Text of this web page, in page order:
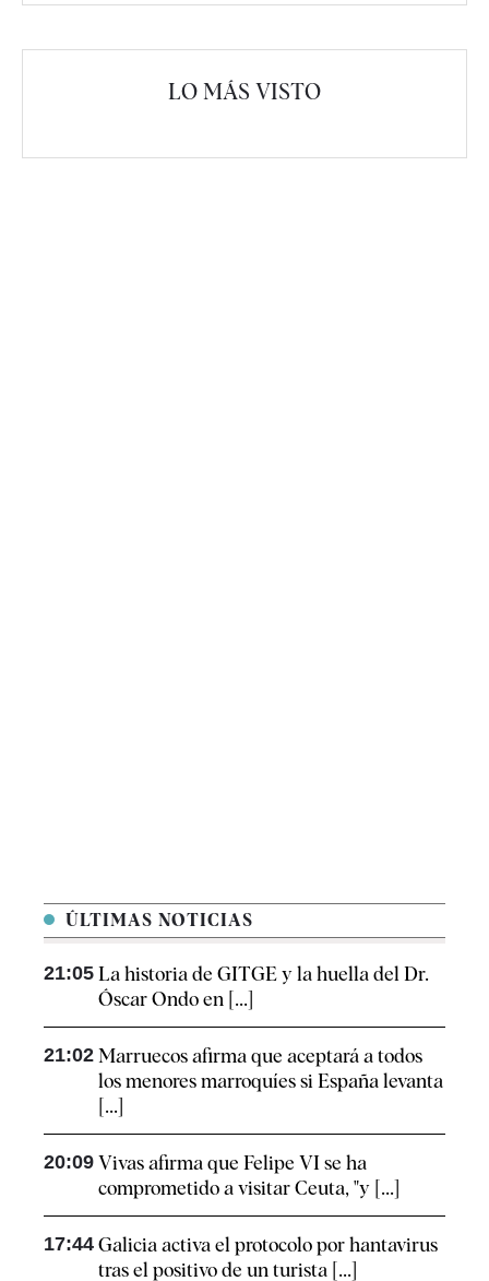
LO MÁS VISTO
ÚLTIMAS NOTICIAS
21:05 La historia de GITGE y la huella del Dr.
Óscar Ondo en [...]
21:02 Marruecos afirma que aceptará a todos
los menores marroquíes si España levanta
[...]
20:09 Vivas afirma que Felipe VI se ha
comprometido a visitar Ceuta, "y [...]
17:44 Galicia activa el protocolo por hantavirus
tras el positivo de un turista [...]